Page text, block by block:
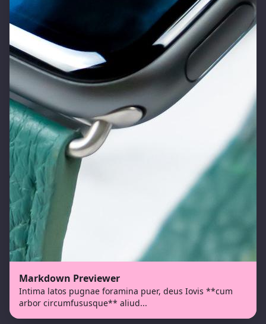
Markdown Previewer
Intima latos pugnae foramina puer, deus Iovis **cum
arbor circumfususque** aliud...